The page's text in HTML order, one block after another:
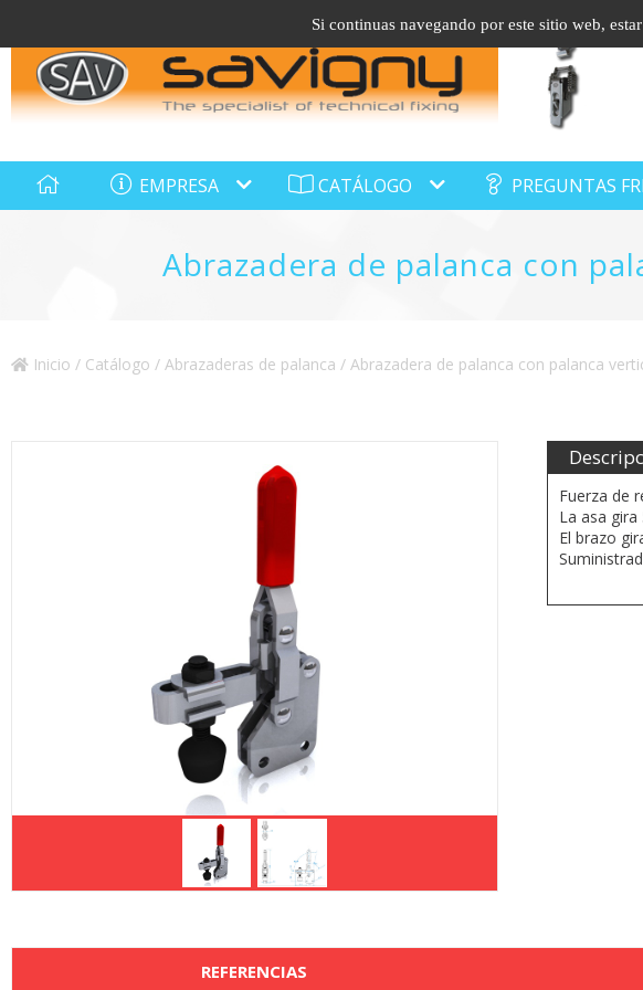
EMPRESA CATÁLOGO PREGUNTAS
Abrazadera de palanca con
Inicio / Catálogo / Abrazaderas de palanca / Abrazadera de palanca con palanca
Fuerza de
La asa gira
El brazo
REFERENCIAS
Si continuas navegando por este sitio web,